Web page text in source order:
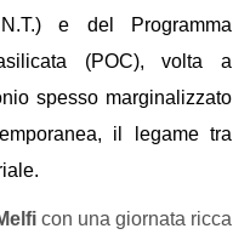
e del Programma
(POC), volta a
spesso marginalizzato
il legame tra
con una giornata ricca